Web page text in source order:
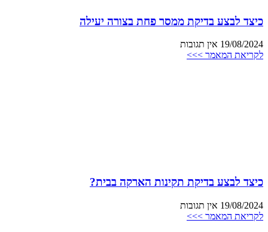
כיצד לבצע בדיקת ממסר פחת בצורה יעילה
19/08/2024 אין תגובות
לקריאת המאמר >>>
כיצד לבצע בדיקת תקינות הארקה בבית?
19/08/2024 אין תגובות
לקריאת המאמר >>>